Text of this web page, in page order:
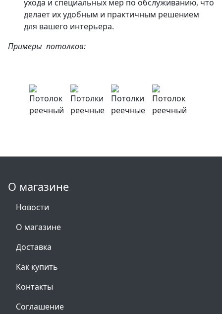
ухода и специальных мер по обслуживанию, что
делает их удобным и практичным решением
для вашего интерьера.
Примеры потолков:
О магазине
Новости
О магазине
Доставка
Как купить
Контакты
Соглашение